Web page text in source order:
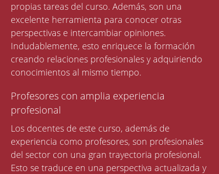
propias tareas del curso. Además, son una
excelente herramienta para conocer otras
perspectivas e intercambiar opiniones.
Indudablemente, esto enriquece la formación
creando relaciones profesionales y adquiriendo
conocimientos al mismo tiempo.
Profesores con amplia experiencia
profesional
Los docentes de este curso, además de
experiencia como profesores, son profesionales
del sector con una gran trayectoria profesional.
Esto se traduce en una perspectiva actualizada y